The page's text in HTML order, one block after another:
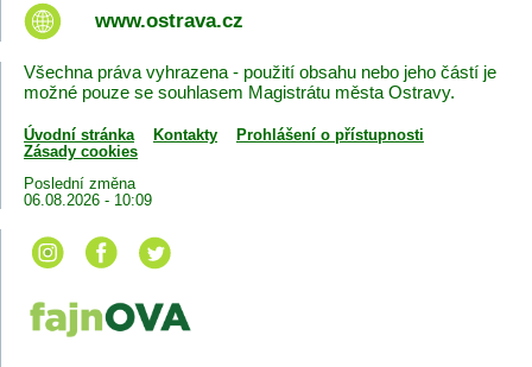
www.ostrava.cz
Všechna práva vyhrazena - použití obsahu nebo jeho částí je
možné pouze se souhlasem Magistrátu města Ostravy.
Úvodní stránka Kontakty
Prohlášení o přístupnosti
Zásady cookies
Poslední změna
06.08.2026 - 10:09